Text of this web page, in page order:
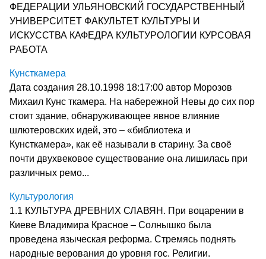
ФЕДЕРАЦИИ УЛЬЯНОВСКИЙ ГОСУДАРСТВЕННЫЙ
УНИВЕРСИТЕТ ФАКУЛЬТЕТ КУЛЬТУРЫ И
ИСКУССТВА КАФЕДРА КУЛЬТУРОЛОГИИ КУРСОВАЯ
РАБОТА
Кунсткамера
Дата создания 28.10.1998 18:17:00 автор Морозов
Михаил Кунс ткамера. На набережной Невы до сих пор
стоит здание, обнаруживающее явное влияние
шлютеровских идей, это – «библиотека и
Кунсткамера», как её называли в старину. За своё
почти двухвековое существование она лишилась при
различных ремо...
Культурология
1.1 КУЛЬТУРА ДРЕВНИХ СЛАВЯН. При воцарении в
Киеве Владимира Красное – Солнышко была
проведена языческая реформа. Стремясь поднять
народные верования до уровня гос. Религии.